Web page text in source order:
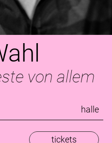
von allem
halle
tickets